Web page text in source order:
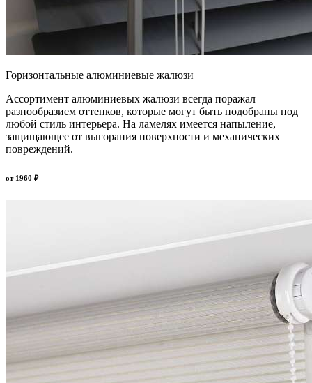
Горизонтальные алюминиевые жалюзи
Ассортимент алюминиевых жалюзи всегда поражал
разнообразием оттенков, которые могут быть подобраны под
любой стиль интерьера. На ламелях имеется напыление,
защищающее от выгорания поверхности и механических
повреждений.
от 1960 ₽